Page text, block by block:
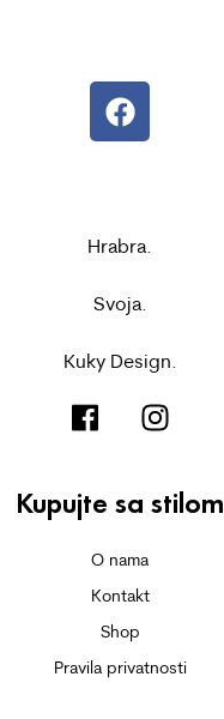
Hrabra.
Svoja.
Kuky Design.
Kupujte sa stilom
O nama
Kontakt
Shop
Pravila privatnosti